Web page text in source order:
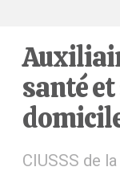
santé
CIUSSS de